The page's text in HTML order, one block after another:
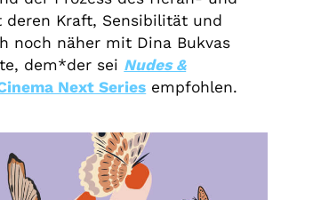
deren Kraft, Sensibilität und
noch näher mit Dina Bukvas
dem*der sei Nudes &
Next Series empfohlen.